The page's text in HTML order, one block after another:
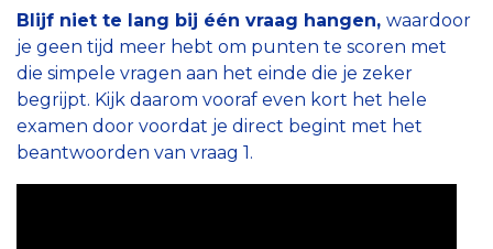
Blijf niet te lang bij één vraag hangen, waardoor
je geen tijd meer hebt om punten te scoren met
die simpele vragen aan het einde die je zeker
begrijpt. Kijk daarom vooraf even kort het hele
examen door voordat je direct begint met het
beantwoorden van vraag 1.